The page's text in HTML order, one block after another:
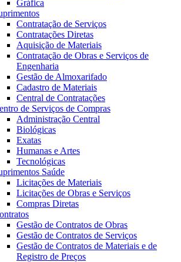
Gráfica
Contratação de Serviços
Contratações Diretas
Aquisição de Materiais
Contratação de Obras e Serviços de
Engenharia
Gestão de Almoxarifado
Cadastro de Materiais
Central de Contratações
de Serviços de Compras
Administração Central
Biológicas
Exatas
Humanas e Artes
Tecnológicas
Saúde
Licitações de Materiais
Licitações de Obras e Serviços
Compras Diretas
Gestão de Contratos de Obras
Gestão de Contratos de Serviços
Gestão de Contratos de Materiais e de
Registro de Preços